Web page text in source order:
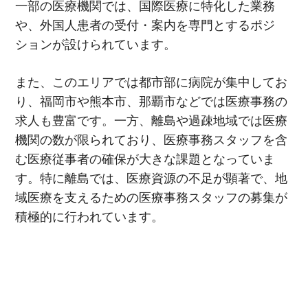
一部の医療機関では、国際医療に特化した業務
や、外国人患者の受付・案内を専門とするポジ
ションが設けられています。
また、このエリアでは都市部に病院が集中してお
り、福岡市や熊本市、那覇市などでは医療事務の
求人も豊富です。一方、離島や過疎地域では医療
機関の数が限られており、医療事務スタッフを含
む医療従事者の確保が大きな課題となっていま
す。特に離島では、医療資源の不足が顕著で、地
域医療を支えるための医療事務スタッフの募集が
積極的に行われています。